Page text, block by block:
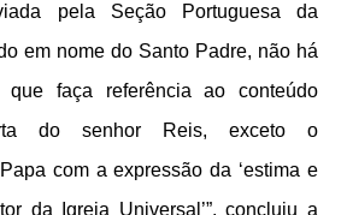
pela Seção Portuguesa da
em nome do Santo Padre, não há
que faça referência ao conteúdo
do senhor Reis, exceto o
com a expressão da ‘estima e
da Igreja Universal’”, concluiu a